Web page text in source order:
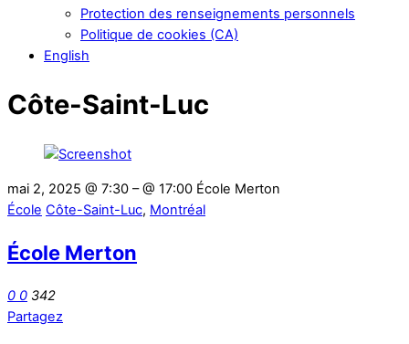
Protection des renseignements personnels
Politique de cookies (CA)
English
Côte-Saint-Luc
mai 2, 2025 @ 7:30 – @ 17:00 École Merton
École Côte-Saint-Luc, Montréal
École Merton
0 0 342
Partagez